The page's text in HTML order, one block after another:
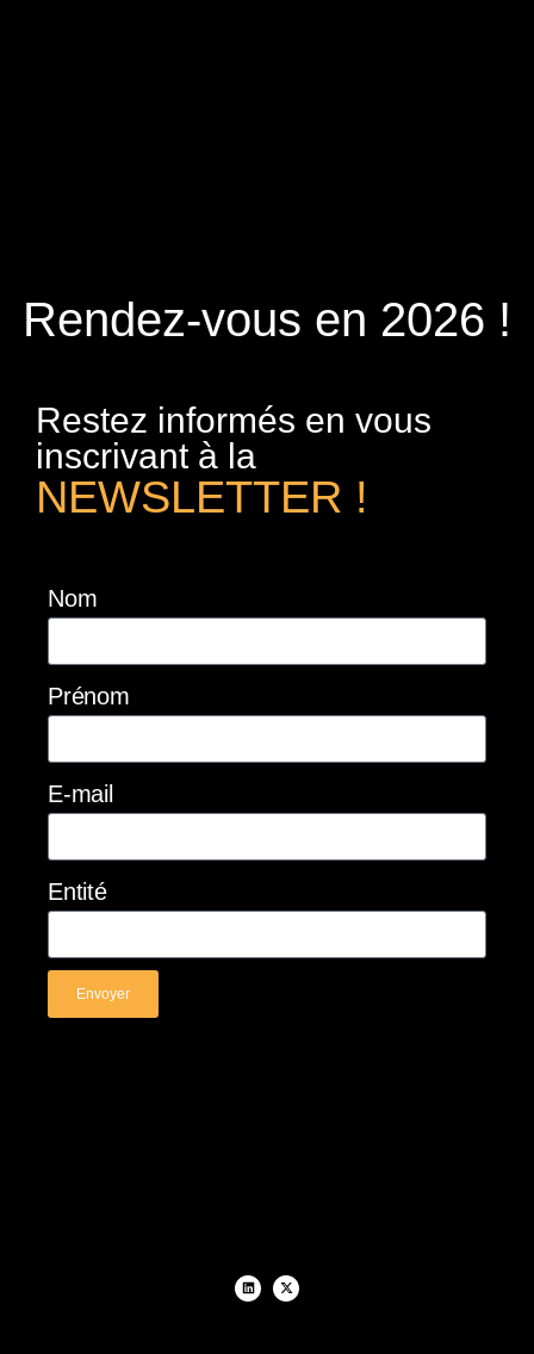
Rendez-vous en 2026 !
Restez informés en vous
inscrivant à la
NEWSLETTER !
Nom
Prénom
E-mail
Entité
Envoyer